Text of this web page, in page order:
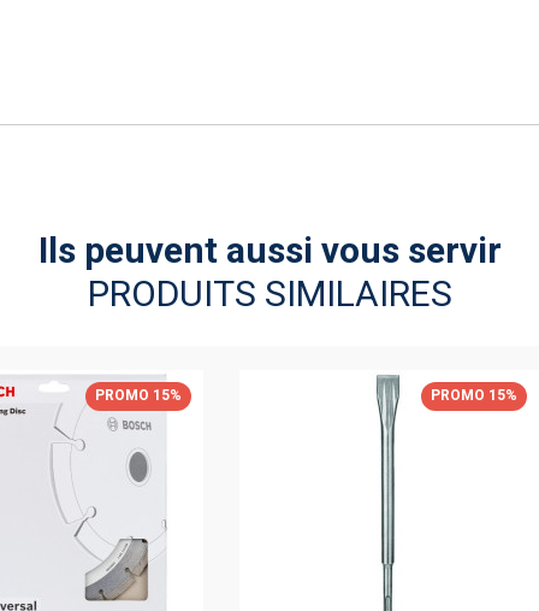
Ils peuvent aussi vous servir
PRODUITS SIMILAIRES
PROMO 15% PROMO 15%